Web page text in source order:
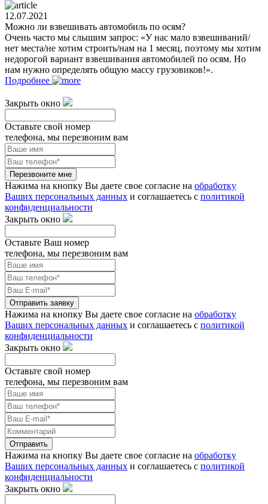
12.07.2021
Можно ли взвешивать автомобиль по осям?
Очень часто мы слышим запрос: «У нас мало взвешиваний/
нет места/не хотим строить/нам на 1 месяц, поэтому мы хотим
недорогой вариант взвешивания автомобилей по осям. Но
нам нужно определять общую массу грузовиков!».
Подробнее
Закрыть окно
Оставьте свой номер
телефона, мы перезвоним вам
Перезвоните мне
Нажима на кнопку Вы даете свое согласие на обработку
Ваших персональных данных и соглашаетесь с политикой
конфиденциальности
Закрыть окно
Оставьте Ваш номер
телефона, мы перезвоним вам
Отправить заявку
Нажима на кнопку Вы даете свое согласие на обработку
Ваших персональных данных и соглашаетесь с политикой
конфиденциальности
Закрыть окно
Оставьте свой номер
телефона, мы перезвоним вам
Отправить
Нажима на кнопку Вы даете свое согласие на обработку
Ваших персональных данных и соглашаетесь с политикой
конфиденциальности
Закрыть окно